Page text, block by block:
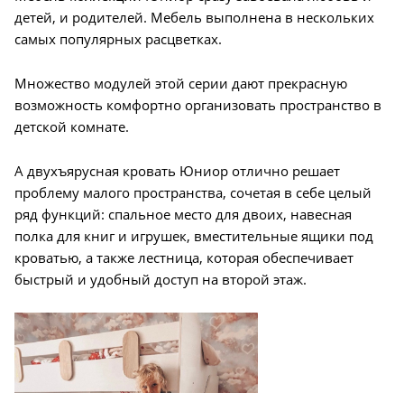
детей, и родителей. Мебель выполнена в нескольких
самых популярных расцветках.
Множество модулей этой серии дают прекрасную
возможность комфортно организовать пространство в
детской комнате.
А двухъярусная кровать Юниор отлично решает
проблему малого пространства, сочетая в себе целый
ряд функций: спальное место для двоих, навесная
полка для книг и игрушек, вместительные ящики под
кроватью, а также лестница, которая обеспечивает
быстрый и удобный доступ на второй этаж.